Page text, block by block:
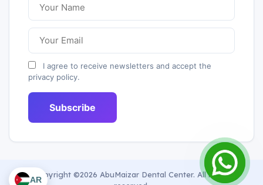
I agree to receive newsletters and accept the
privacy policy.
Subscribe
Copyright ©2026 AbuMaizar Dental Center. All rights
AR